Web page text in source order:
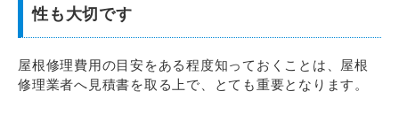
性も大切です
屋根修理費用の目安をある程度知っておくことは、屋根
修理業者へ見積書を取る上で、とても重要となります。